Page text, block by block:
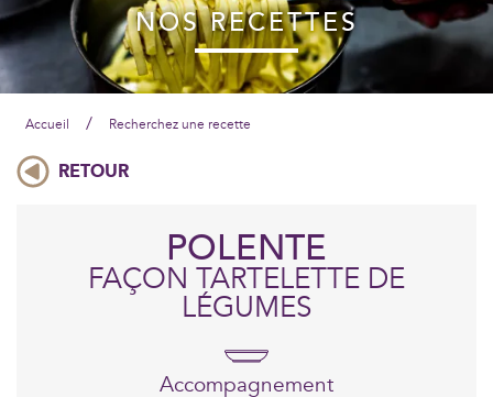
NOS RECETTES
Accueil / Recherchez une recette
RETOUR
POLENTE
FAÇON TARTELETTE DE
LÉGUMES
Accompagnement